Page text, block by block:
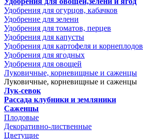
Удобрения для огурцов, кабачков
Удобрение для зелени
Удобрения для томатов, перцев
Удобрения для капусты
Удобрения для картофеля и корнеплодов
Удобрения для ягодных
Удобрения для овощей
Луковичные, корневищные и саженцы
Луковичные, корневищные и саженцы
Лук-севок
Рассада клубники и земляники
Саженцы
Плодовые
Декоративно-лиственные
Цветущие